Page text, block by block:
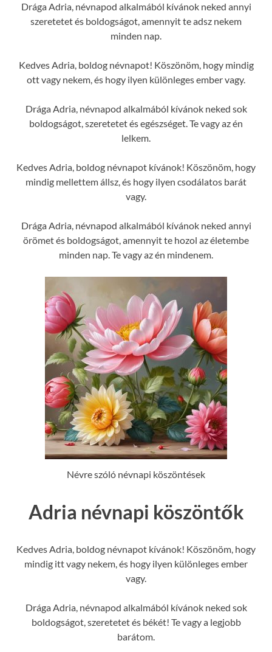
Drága Adria, névnapod alkalmából kívánok neked annyi
szeretetet és boldogságot, amennyit te adsz nekem
minden nap.
Kedves Adria, boldog névnapot! Köszönöm, hogy mindig
ott vagy nekem, és hogy ilyen különleges ember vagy.
Drága Adria, névnapod alkalmából kívánok neked sok
boldogságot, szeretetet és egészséget. Te vagy az én
lelkem.
Kedves Adria, boldog névnapot kívánok! Köszönöm, hogy
mindig mellettem állsz, és hogy ilyen csodálatos barát
vagy.
Drága Adria, névnapod alkalmából kívánok neked annyi
örömet és boldogságot, amennyit te hozol az életembe
minden nap. Te vagy az én mindenem.
Névre szóló névnapi köszöntések
Adria névnapi köszöntők
Kedves Adria, boldog névnapot kívánok! Köszönöm, hogy
mindig itt vagy nekem, és hogy ilyen különleges ember
vagy.
Drága Adria, névnapod alkalmából kívánok neked sok
boldogságot, szeretetet és békét! Te vagy a legjobb
barátom.